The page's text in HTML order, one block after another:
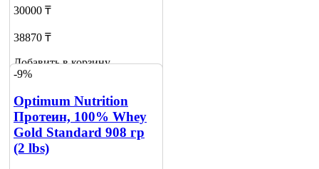
30000 ₸
38870 ₸
Добавить в корзину
14
-9%
Optimum Nutrition
Протеин, 100% Whey
Gold Standard 908 гр
(2 lbs)